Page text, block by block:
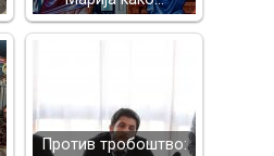
Против тробоштво: